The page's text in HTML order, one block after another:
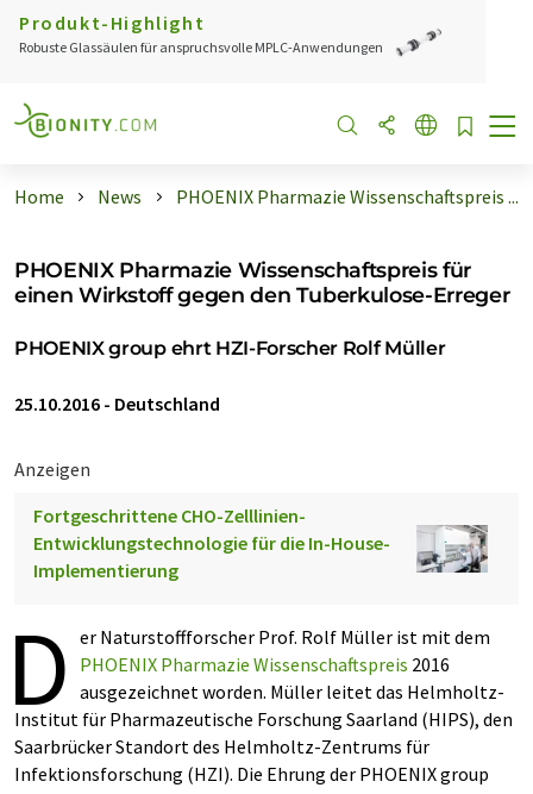
Produkt-Highlight
Robuste Glassäulen für anspruchsvolle MPLC-Anwendungen
Home News PHOENIX Pharmazie Wissenschaftspreis ...
PHOENIX Pharmazie Wissenschaftspreis für
einen Wirkstoff gegen den Tuberkulose-Erreger
PHOENIX group ehrt HZI-Forscher Rolf Müller
25.10.2016 - Deutschland
Anzeigen
Fortgeschrittene CHO-Zelllinien-
Entwicklungstechnologie für die In-House-
Implementierung
D er Naturstoffforscher Prof. Rolf Müller ist mit dem
PHOENIX Pharmazie Wissenschaftspreis 2016
ausgezeichnet worden. Müller leitet das Helmholtz-
Institut für Pharmazeutische Forschung Saarland (HIPS), den
Saarbrücker Standort des Helmholtz-Zentrums für
Infektionsforschung (HZI). Die Ehrung der PHOENIX group